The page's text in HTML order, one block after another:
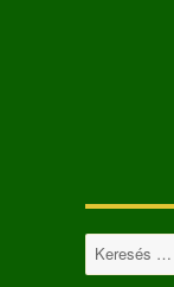
Keresés
a